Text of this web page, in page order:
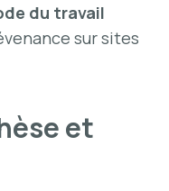
du travail
sur sites
et